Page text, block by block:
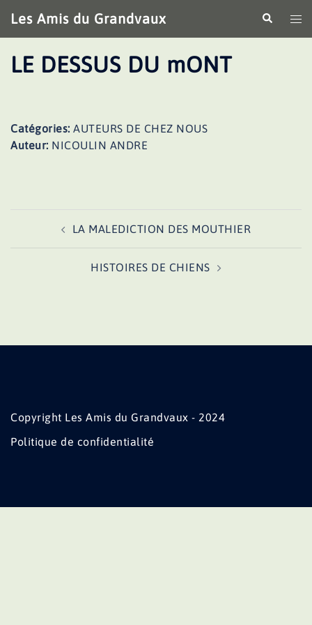
au
contenu
Les Amis du Grandvaux
le
LE DESSUS DU mONT
Catégories: AUTEURS DE CHEZ NOUS
Auteur: NICOULIN ANDRE
d’articleLA MALEDICTION DES MOUTHIER
HISTOIRES DE CHIENS
Copyright Les Amis du Grandvaux - 2024
Politique de confidentialité